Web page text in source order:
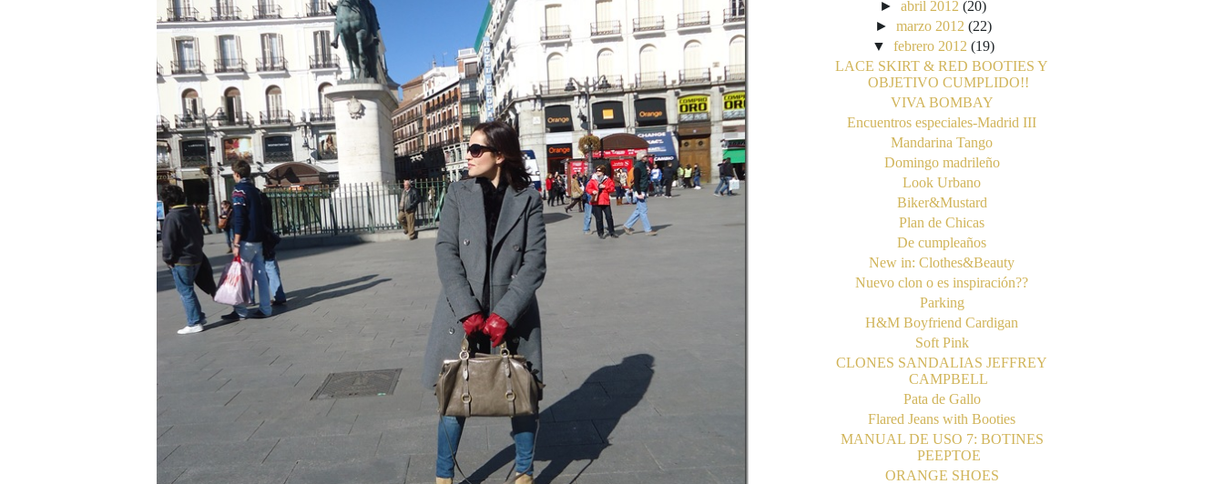
►abril 2012 (20)
► marzo 2012 (22)
▼ febrero 2012 (19)
LACE SKIRT & RED BOOTIES Y
OBJETIVO CUMPLIDO!!
VIVA BOMBAY
Encuentros especiales-Madrid III
Mandarina Tango
Domingo madrileño
Look Urbano
Biker&Mustard
Plan de Chicas
De cumpleaños
New in: Clothes&Beauty
Nuevo clon o es inspiración??
Parking
H&M Boyfriend Cardigan
Soft Pink
CLONES SANDALIAS JEFFREY
CAMPBELL
Pata de Gallo
Flared Jeans with Booties
MANUAL DE USO 7: BOTINES
PEEPTOE
ORANGE SHOES